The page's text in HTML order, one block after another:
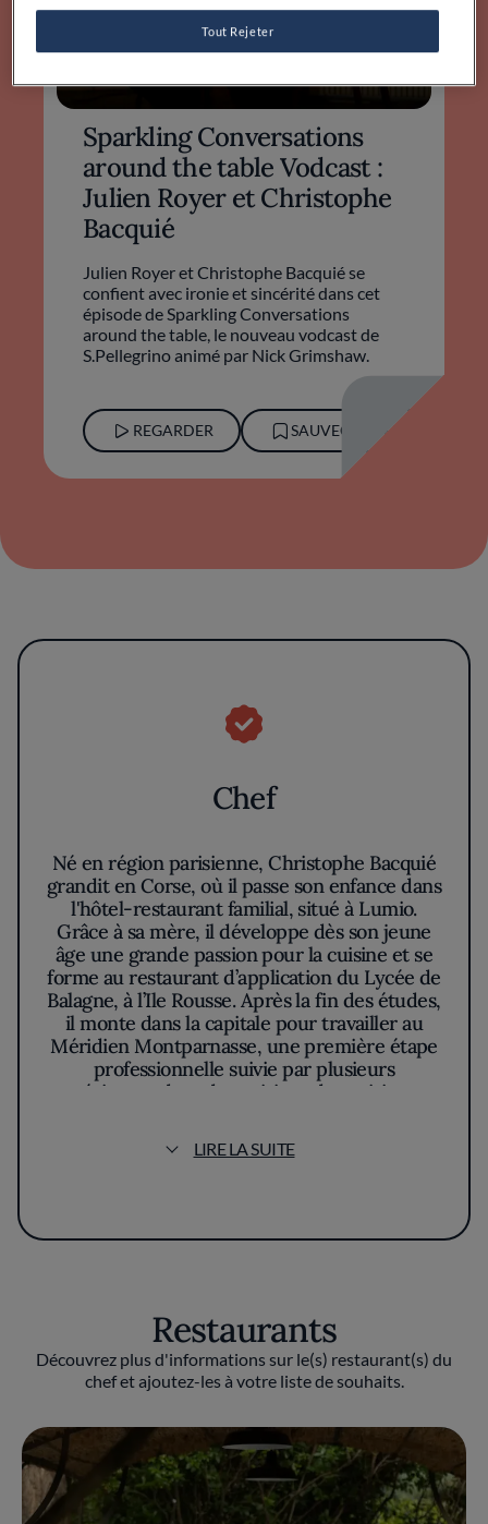
Sparkling Conversations
around the table Vodcast :
Julien Royer et Christophe
Bacquié
Julien Royer et Christophe Bacquié se
confient avec ironie et sincérité dans cet
épisode de Sparkling Conversations
around the table, le nouveau vodcast de
S.Pellegrino animé par Nick Grimshaw.
REGARDER SAUVEGARDER
Chef
Né en région parisienne, Christophe Bacquié
grandit en Corse, où il passe son enfance dans
l'hôtel-restaurant familial, situé à Lumio.
Grâce à sa mère, il développe dès son jeune
âge une grande passion pour la cuisine et se
forme au restaurant d’application du Lycée de
Balagne, à l’Ile Rousse. Après la fin des études,
il monte dans la capitale pour travailler au
Méridien Montparnasse, une première étape
professionnelle suivie par plusieurs
expériences dans des cuisines de parisiennes
l'Amphyclés, du Plaza au le Sofitel la Défense
et à la Maison Prunier. Il a 25 ans quand
2008 il obtient le Relais Gourmand Trophy et
devient Grand Chef Relais et Châteaux.
En 2009, le chef décide de se lancer dans une
personnelle : il s’installe en Provence, dans le
Var, où il prend les rênes du restaurant de
l'Hôtel du Castellet. Ici, le chef exprime
véritablement sa cuisine au sein de la table
LIRE LA SUITE
Restaurants
Découvrez plus d'informations sur le(s) restaurant(s) du
chef et ajoutez-les à votre liste de souhaits.
Tout Rejeter